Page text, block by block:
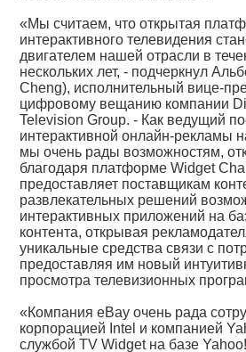
«Мы считаем, что открытая
интерактивного телевидения
двигателем нашей отрасли в
нескольких лет, - подчеркнул
Cheng), исполнительный вице-
цифровому вещанию компании
Television Group. - Как ведущий
интерактивной онлайн-рекламы
мы очень рады возможностям,
благодаря платформе Widget
предоставляет поставщикам
развлекательных решений
интерактивных приложений на
контента, открывая
уникальные средства связи с
предоставляя им новый
просмотра телевизионных
«Компания eBay очень рада
корпорацией Intel и компанией
службой TV Widget на базе